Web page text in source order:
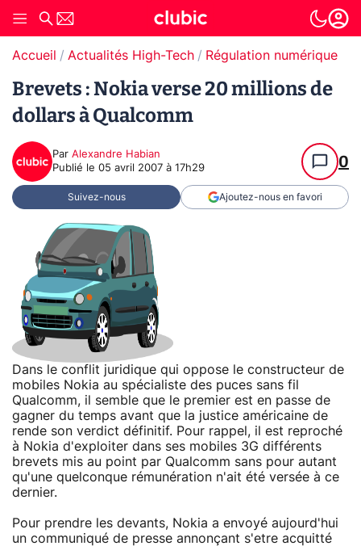
Accueil Actualités High-Tech Régulation numérique
Brevets : Nokia verse 20 millions de
dollars à Qualcomm
Par Alexandre Habian
Publié le 05 avril 2007 à 17h29 0
Suivez-nous Ajoutez-nous en favori
Dans le conflit juridique qui oppose le constructeur de
mobiles Nokia au spécialiste des puces sans fil
Qualcomm, il semble que le premier est en passe de
gagner du temps avant que la justice américaine de
rende son verdict définitif. Pour rappel, il est reproché
à Nokia d'exploiter dans ses mobiles 3G différents
brevets mis au point par Qualcomm sans pour autant
qu'une quelconque rémunération n'ait été versée à ce
dernier.
Pour prendre les devants, Nokia a envoyé aujourd'hui
un communiqué de presse annonçant s'etre acquitté